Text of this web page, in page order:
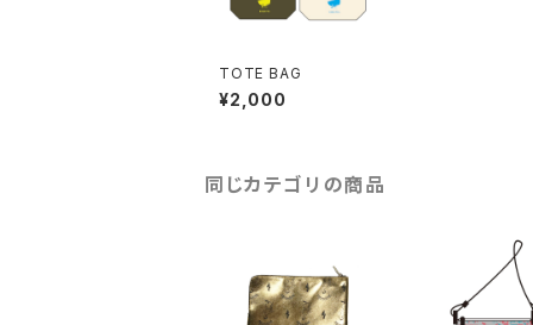
TOTE BAG
¥2,000
同じカテゴリの商品